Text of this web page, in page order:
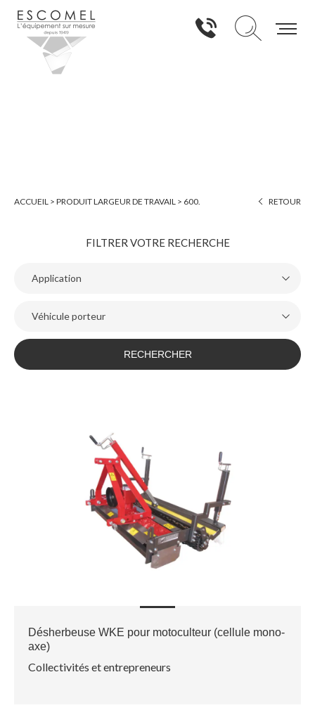
ACCUEIL > PRODUIT LARGEUR DE TRAVAIL > 600. RETOUR
FILTRER VOTRE RECHERCHE
Application
Véhicule porteur
RECHERCHER
Désherbeuse WKE pour motoculteur (cellule mono-
axe)
Collectivités et entrepreneurs